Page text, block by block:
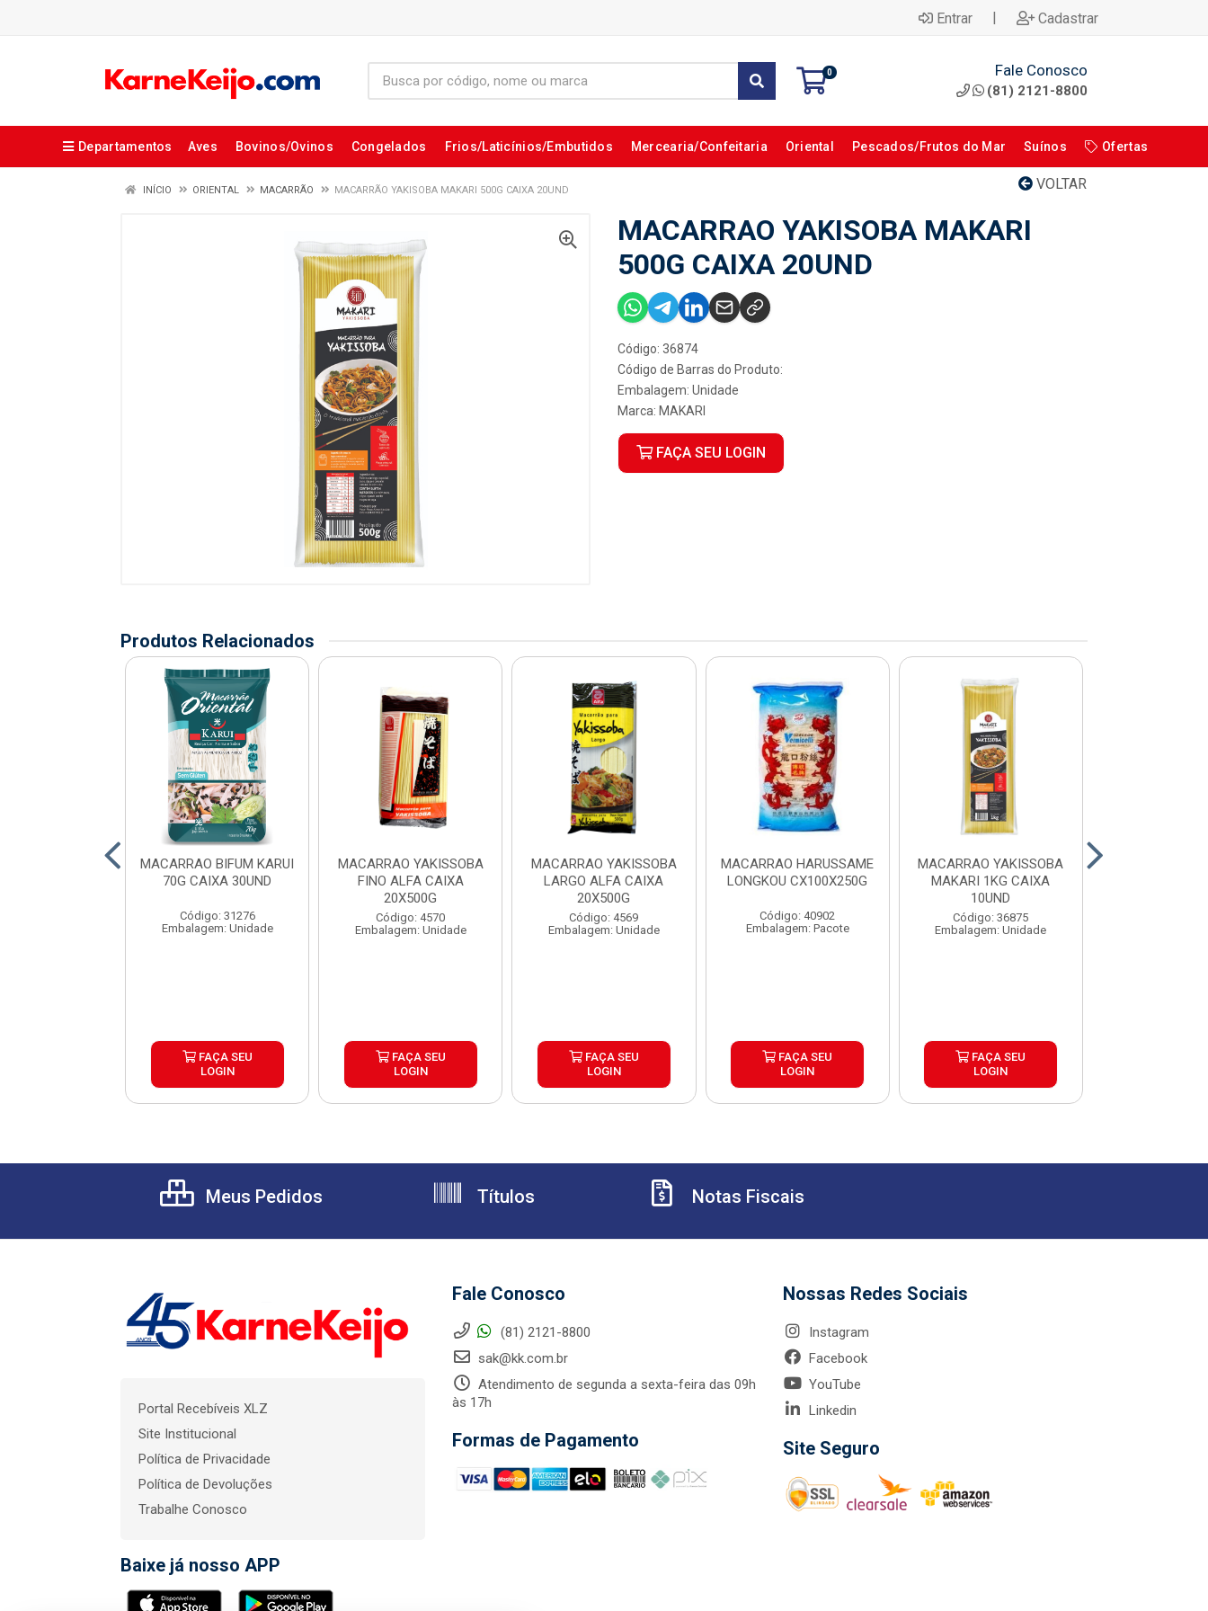
Entrar | Cadastrar
0 Fale Conosco
(81) 2121-8800
Departamentos Aves Bovinos/Ovinos Congelados Frios/Laticínios/Embutidos Mercearia/Confeitaria Oriental Pescados/Frutos do Mar Suínos Ofertas
VOLTAR
INÍCIO ORIENTAL MACARRÃO MACARRÃO YAKISOBA MAKARI 500G CAIXA 20UND
MACARRAO YAKISOBA MAKARI
500G CAIXA 20UND
Código: 36874
Código de Barras do Produto:
Embalagem: Unidade
Marca: MAKARI
FAÇA SEU LOGIN
Produtos Relacionados
MACARRAO BIFUM KARUI
70G CAIXA 30UND
Código: 31276
Embalagem: Unidade
FAÇA SEU
LOGIN
MACARRAO YAKISSOBA
FINO ALFA CAIXA
20X500G
Código: 4570
Embalagem: Unidade
FAÇA SEU
LOGIN
MACARRAO YAKISSOBA
LARGO ALFA CAIXA
20X500G
Código: 4569
Embalagem: Unidade
FAÇA SEU
LOGIN
MACARRAO HARUSSAME
LONGKOU CX100X250G
Código: 40902
Embalagem: Pacote
FAÇA SEU
LOGIN
MACARRAO YAKISSOBA
MAKARI 1KG CAIXA
10UND
Código: 36875
Embalagem: Unidade
FAÇA SEU
LOGIN
Meus Pedidos Títulos Notas Fiscais
Portal Recebíveis XLZ
Site Institucional
Política de Privacidade
Política de Devoluções
Trabalhe Conosco
Baixe já nosso APP
Fale Conosco
(81) 2121-8800
sak@kk.com.br
Atendimento de segunda a sexta-feira das 09h
às 17h
Formas de Pagamento
Nossas Redes Sociais
Instagram
Facebook
YouTube
Linkedin
Site Seguro